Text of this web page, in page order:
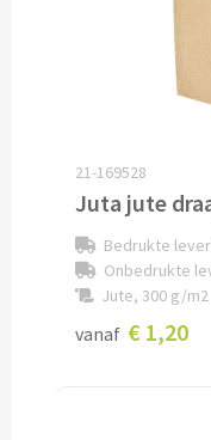
Custom made
Custom made
Custom made
Kantoor artikelen
Agenda's bedrukken
Bureaulampen
21-169528
Juta jute
Bedrukte
Onbedrukte
Jute, 300 g/m2
vanaf € 1,20